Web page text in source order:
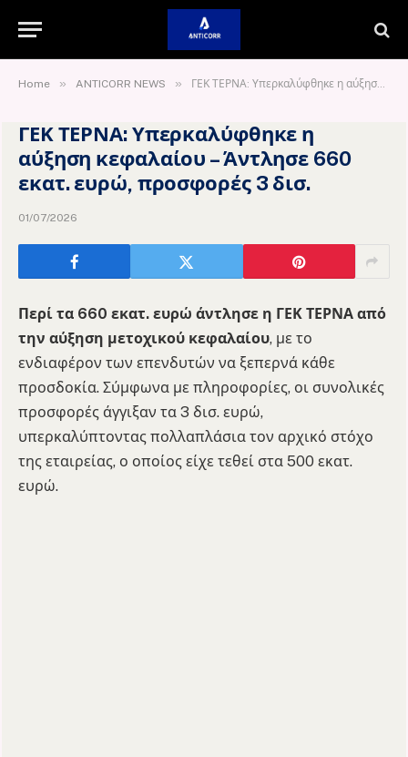
Home » ANTICORR NEWS » ΓΕΚ ΤΕΡΝΑ: Υπερκαλύφθηκε η αύξηση κεφαλαίου – Άντλησε 660 εκατ. ευρώ, προσφορές 3 δισ.
ΓΕΚ ΤΕΡΝΑ: Υπερκαλύφθηκε η
αύξηση κεφαλαίου – Άντλησε 660
εκατ. ευρώ, προσφορές 3 δισ.
01/07/2026
Περί τα 660 εκατ. ευρώ άντλησε η ΓΕΚ ΤΕΡΝΑ από
την αύξηση μετοχικού κεφαλαίου, με το
ενδιαφέρον των επενδυτών να ξεπερνά κάθε
προσδοκία. Σύμφωνα με πληροφορίες, οι συνολικές
προσφορές άγγιξαν τα 3 δισ. ευρώ,
υπερκαλύπτοντας πολλαπλάσια τον αρχικό στόχο
της εταιρείας, ο οποίος είχε τεθεί στα 500 εκατ.
ευρώ.